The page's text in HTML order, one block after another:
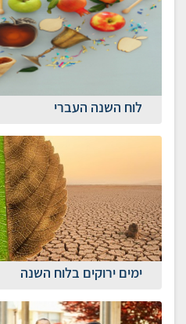
לוח השנה העברי
ימים ירוקים בלוח השנה